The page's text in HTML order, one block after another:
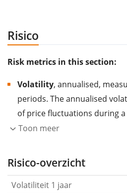
Risico
Risk metrics in this section:
Volatility, annualised,
periods. The annualised
of price fluctuations during
higher the volatility, the
the past.
Assets with higher
based on the data for the
Toon meer
Risico-overzicht
Volatiliteit 1 jaar